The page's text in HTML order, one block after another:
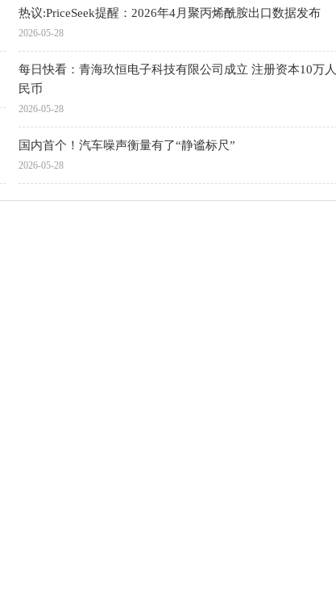
热议:PriceSeek提醒：2026年4月聚丙烯酰胺出口数据发布
2026-05-28
每日快看：青海玖恒电子科技有限公司成立 注册资本10万人
民币
2026-05-28
国内首个！汽车噪声衡量有了“静谧标尺”
2026-05-28